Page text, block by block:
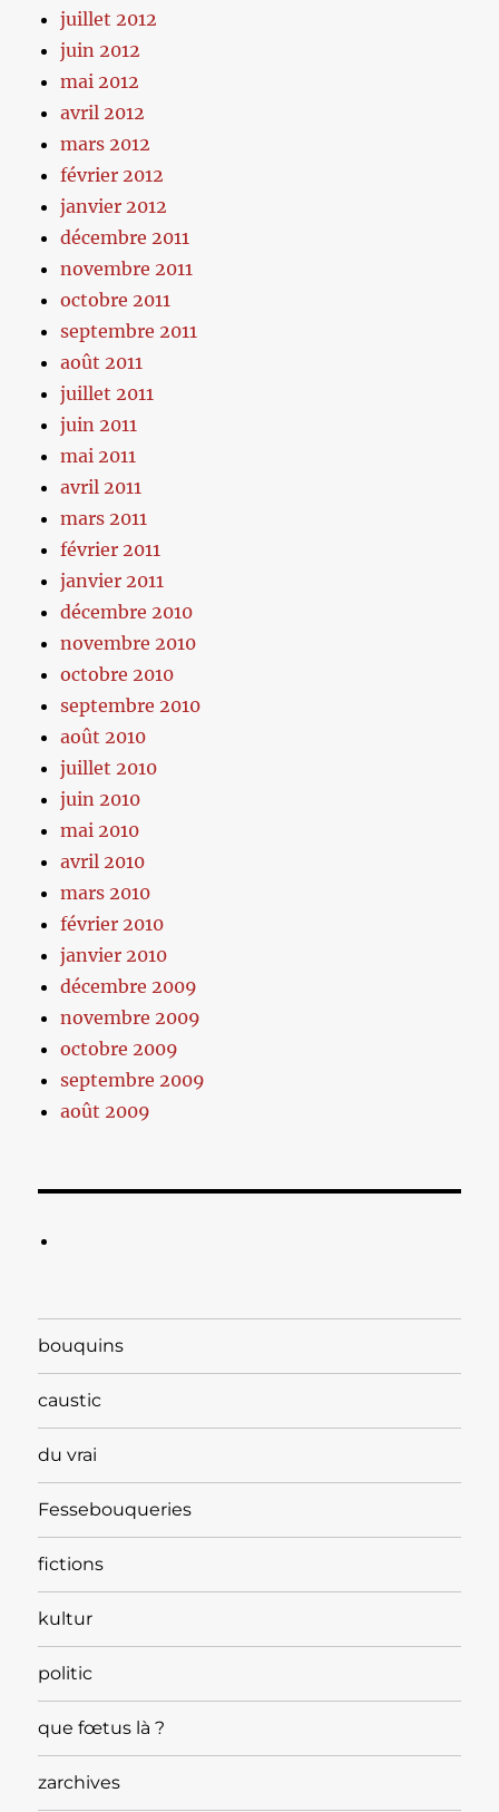
juillet 2012
juin 2012
mai 2012
avril 2012
mars 2012
février 2012
janvier 2012
décembre 2011
novembre 2011
octobre 2011
septembre 2011
août 2011
juillet 2011
juin 2011
mai 2011
avril 2011
mars 2011
février 2011
janvier 2011
décembre 2010
novembre 2010
octobre 2010
septembre 2010
août 2010
juillet 2010
juin 2010
mai 2010
avril 2010
mars 2010
février 2010
janvier 2010
décembre 2009
novembre 2009
octobre 2009
septembre 2009
août 2009
bouquins
caustic
du vrai
Fessebouqueries
fictions
kultur
politic
que fœtus là ?
zarchives